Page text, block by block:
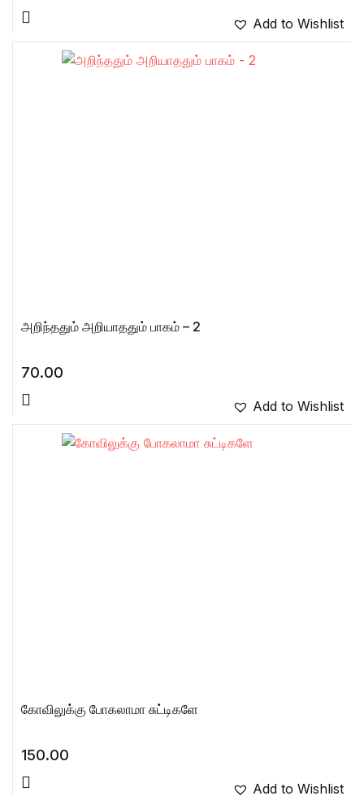
Add to Wishlist
அறிந்ததும் அறியாததும் பாகம் – 2
70.00
Add to Wishlist
கோவிலுக்கு போகலாமா சுட்டிகளே
150.00
Add to Wishlist